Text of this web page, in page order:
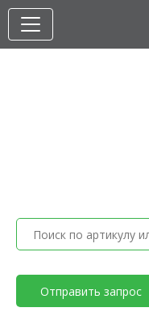
Отправить запрос